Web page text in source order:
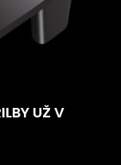
UŽ V